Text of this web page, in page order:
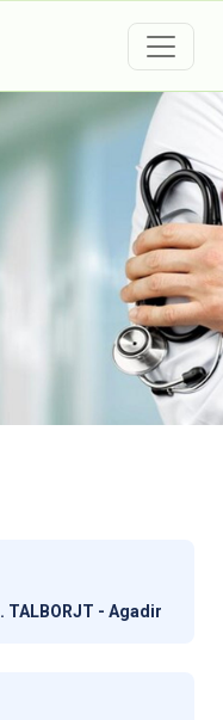
TALBORJT - Agadir